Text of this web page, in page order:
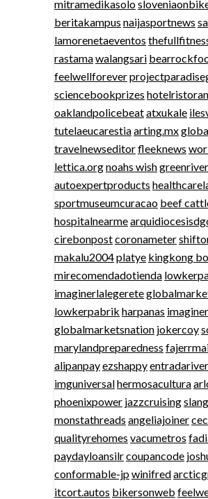
mitramedikasolo
beritakampus naijasportnews
lamorenetaeventos
rastamawalangsari
feelwellforever
sciencebookprizes
oaklandpolicebeatatxukale
tutelaeucarestiaarting.mx
travelnewseditorfleeknews
lettica.orgnoahs wish
autoexpertproducts
sportmuseumcuracao beef
hospitalnearme
cirebonpostcoronameter
makalu2004platye kingkong
mirecomendadotienda
imaginerlalegerete
lowkerpabrik harpanas
globalmarketsnation jokercoy
marylandpreparedness
alipanpayezshappy
imguniversalhermosacultura
phoenixpower jazzcruising
monstathreads angeliajoiner
qualityrehomes vacumetros
paydayloansilrcoupancode
conformable-jpwinifred
itcort.autos bikersonweb